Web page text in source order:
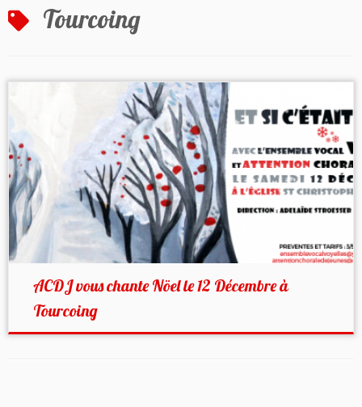
Tourcoing
ACDJ vous chante Nöel le 12 Décembre à
Tourcoing